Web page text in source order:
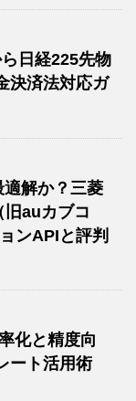
ら日経225先物
決済法対応ガ
適解か？三菱
旧auカブコ
ンAPIと評判
化と精度向
ート活用術